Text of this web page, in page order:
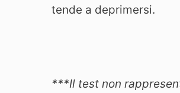
tende a deprimersi.
***Il test non